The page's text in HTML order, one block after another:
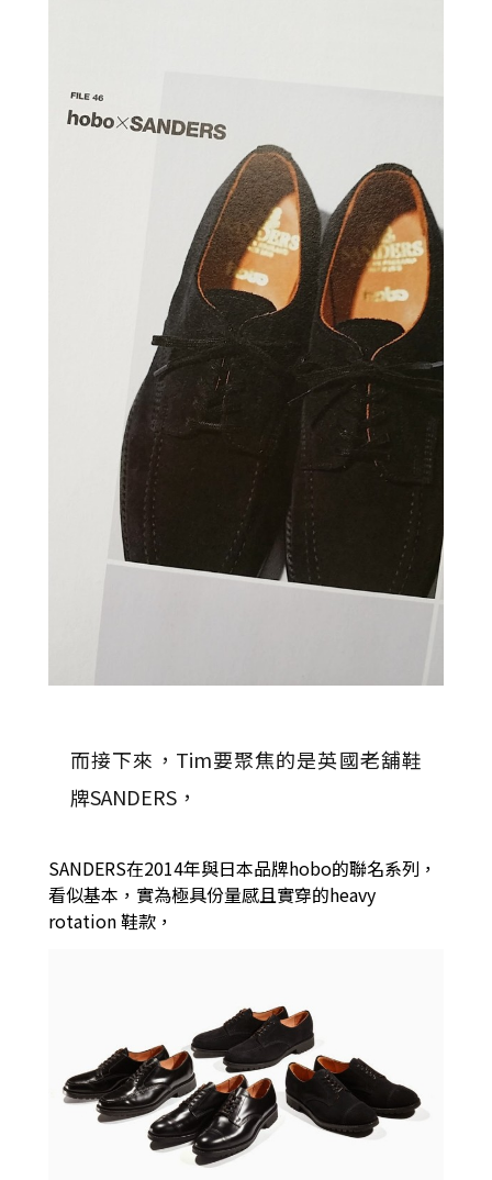
而接下來，Tim要聚焦的是英國老舖鞋
牌SANDERS，
SANDERS在2014年與日本品牌hobo的聯名系列，
看似基本，實為極具份量感且實穿的heavy
rotation 鞋款，